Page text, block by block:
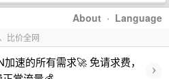
About · Language
比价全网
速的所有需求🚀 免请求费，
›